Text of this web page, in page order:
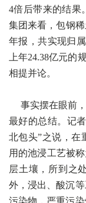
4倍后带来的结果
集团来看，包钢
年报，共实现归
上年24.38亿元的
相提并论。
事实摆在眼前
最好的总结。记
北包头”之说，在
用的池浸工艺被
层土壤，所到之
外，浸出、酸沉
污染物，严重污